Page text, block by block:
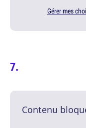
Gérer mes
Contenu